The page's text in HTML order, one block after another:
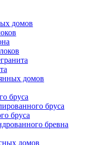
домов
домов
бруса
бруса
бруса
бревна
домов